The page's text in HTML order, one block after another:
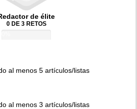
de élite
0 DE 3 RETOS
al menos 5 artículos/listas
al menos 3 artículos/listas